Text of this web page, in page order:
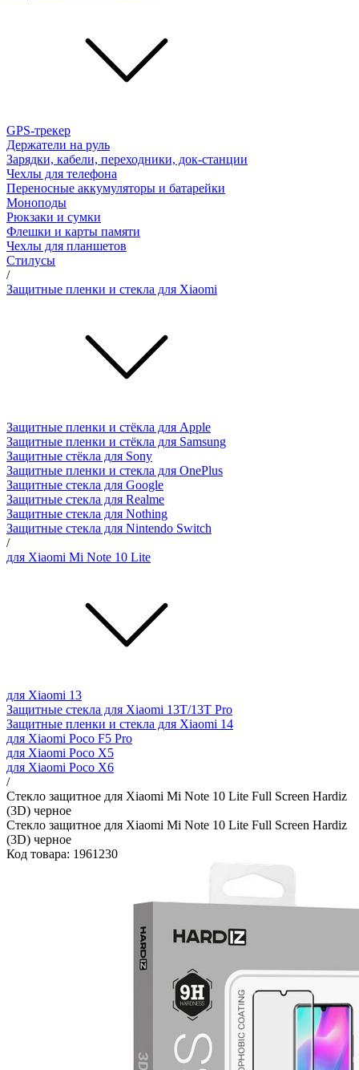
GPS-трекер
Держатели на руль
Зарядки, кабели, переходники, док-станции
Чехлы для телефона
Переносные аккумуляторы и батарейки
Моноподы
Рюкзаки и сумки
Флешки и карты памяти
Чехлы для планшетов
Стилусы
/
Защитные пленки и стекла для Xiaomi
Защитные пленки и стёкла для Apple
Защитные пленки и стёкла для Samsung
Защитные стёкла для Sony
Защитные пленки и стекла для OnePlus
Защитные стекла для Google
Защитные стекла для Realme
Защитные стекла для Nothing
Защитные стекла для Nintendo Switch
/
для Xiaomi Mi Note 10 Lite
для Xiaomi 13
Защитные стекла для Xiaomi 13T/13T Pro
Защитные пленки и стекла для Xiaomi 14
для Xiaomi Poco F5 Pro
для Xiaomi Poco X5
для Xiaomi Poco X6
/
Стекло защитное для Xiaomi Mi Note 10 Lite Full Screen Hardiz
(3D) черное
Стекло защитное для Xiaomi Mi Note 10 Lite Full Screen Hardiz
(3D) черное
Код товара: 1961230